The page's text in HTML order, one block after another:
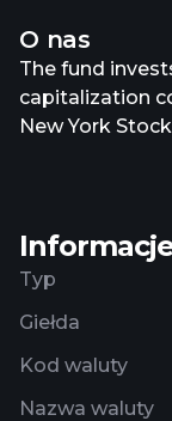
O nas
The fund
capitalization
New York
growth
Typ
Giełda
Kod waluty
Nazwa waluty